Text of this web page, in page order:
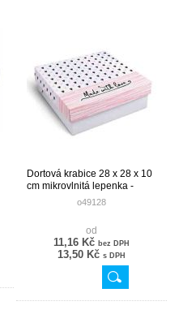
Dortová krabice 28 x 28 x 10
cm mikrovlnitá lepenka -
o49128
od
11,16 Kč bez DPH
13,50 Kč s DPH